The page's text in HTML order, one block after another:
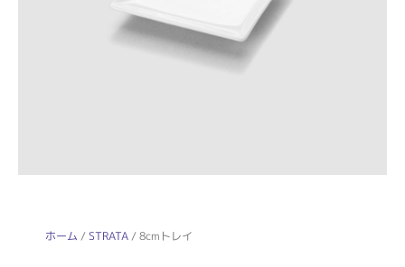
ホーム /STRATA/ 8cmトレイ